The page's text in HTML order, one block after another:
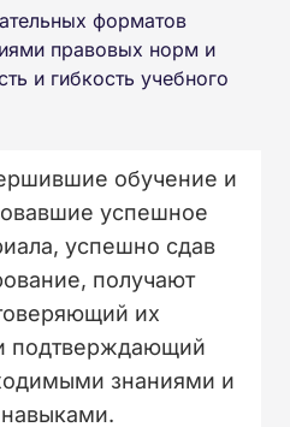
форматов
правовых норм и
и гибкость учебного
обучение и
успешное
успешно сдав
получают
их
подтверждающий
знаниями и